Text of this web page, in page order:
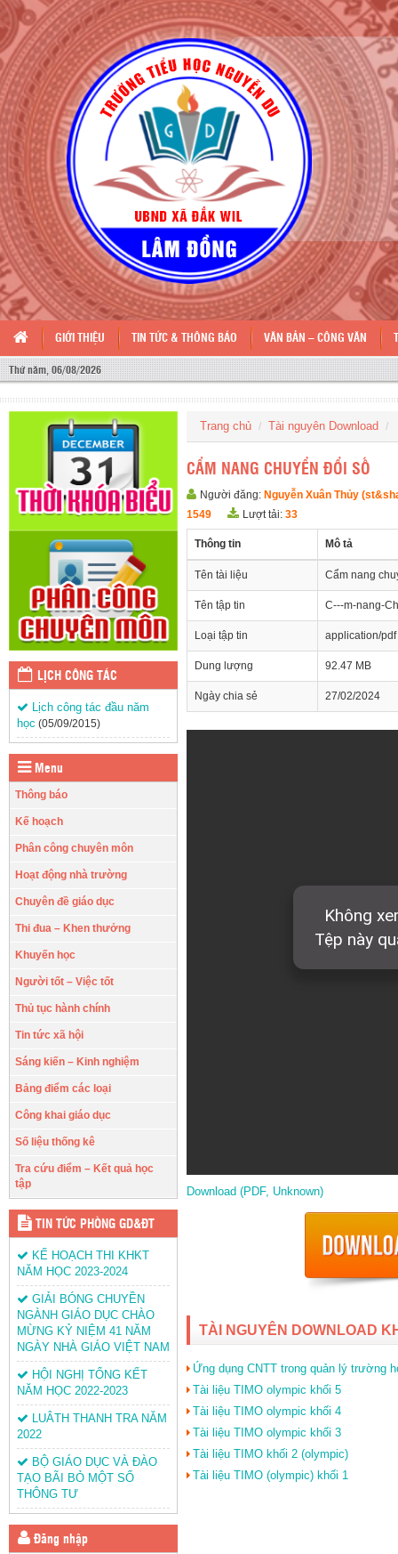
GIỚI THIỆU TIN TỨC & THÔNG BÁO VĂN BẢN – CÔNG VĂN
Thứ năm, 06/08/2026
LỊCH CÔNG TÁC
Lịch công tác đầu năm
học (05/09/2015)
Menu
Thông báo
Kế hoạch
Phân công chuyên môn
Hoạt động nhà trường
Chuyên đề giáo dục
Thi đua – Khen thưởng
Khuyến học
Người tốt – Việc tốt
Thủ tục hành chính
Tin tức xã hội
Sáng kiến – Kinh nghiệm
Bảng điểm các loại
Công khai giáo dục
Số liệu thống kê
Tra cứu điểm – Kết quả học
tập
TIN TỨC PHÒNG GD&ĐT
KẾ HOẠCH THI KHKT
NĂM HỌC 2023-2024
GIẢI BÓNG CHUYỀN
NGÀNH GIÁO DỤC CHÀO
MỪNG KỶ NIỆM 41 NĂM
NGÀY NHÀ GIÁO VIỆT NAM
HỘI NGHỊ TỔNG KẾT
NĂM HỌC 2022-2023
LUÂTH THANH TRA NĂM
2022
BỘ GIÁO DỤC VÀ ĐÀO
TẠO BÃI BỎ MỘT SỐ
THÔNG TƯ
Đăng nhập
Trang chủ Tài nguyên Download
CẨM NANG CHUYỂN ĐỔI SỐ
Người đăng: Nguyễn Xuân Thủy
1549
Lượt tải: 33
Thông tin Mô tả
Tên tài liệu Cẩm nang
Tên tập tin C---m-nang-
Loại tập tin application/pdf
Dung lượng 92.47 MB
Ngày chia sẻ 27/02/2024
Download (PDF, Unknown)
TÀI NGUYÊN DOWNLOAD
Ứng dụng CNTT trong quản lý trường
Tài liệu TIMO olympic khối 5
Tài liệu TIMO olympic khối 4
Tài liệu TIMO olympic khối 3
Tài liệu TIMO khối 2 (olympic)
Tài liệu TIMO (olympic) khối 1